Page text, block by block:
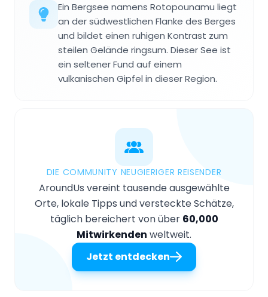
Ein Bergsee namens Rotopounamu liegt
an der südwestlichen Flanke des Berges
und bildet einen ruhigen Kontrast zum
steilen Gelände ringsum. Dieser See ist
ein seltener Fund auf einem
vulkanischen Gipfel in dieser Region.
DIE COMMUNITY NEUGIERIGER REISENDER
AroundUs vereint tausende ausgewählte
Orte, lokale Tipps und versteckte Schätze,
täglich bereichert von über 60,000
Mitwirkenden weltweit.
Jetzt entdecken